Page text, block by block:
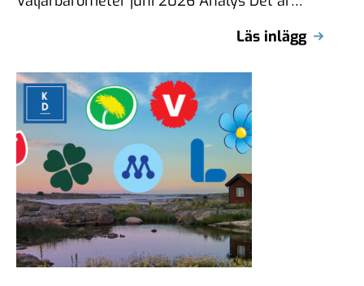
Läs inlägg